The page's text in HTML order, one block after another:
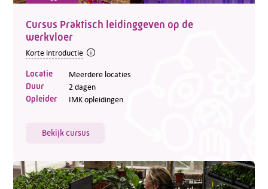
Cursus Praktisch leidinggeven op de
werkvloer
Korte introductie
Locatie Meerdere locaties
Duur 2 dagen
Opleider IMK opleidingen
Bekijk cursus